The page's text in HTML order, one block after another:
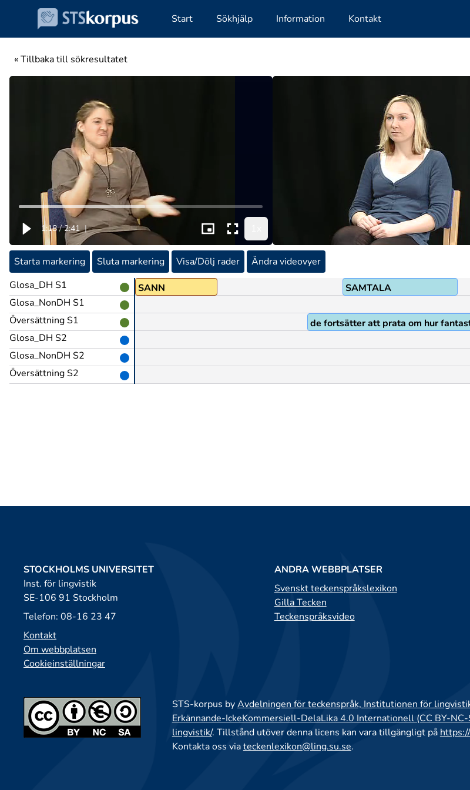
Start Sökhjälp Information Kontakt
« Tillbaka till sökresultatet
1:18 / 2:41 |
Starta markering Sluta markering Visa/Dölj rader
Ändra videovyer
Glosa_DH S1
Glosa_NonDH S1
Översättning S1
Glosa_DH S2
Glosa_NonDH S2
Översättning S2
JA@b SANN SAMTALA
de fortsätter att prata om hur
STOCKHOLMS UNIVERSITET
Inst. för lingvistik
SE-106 91 Stockholm
Telefon: 08-16 23 47
Kontakt
Om webbplatsen
Cookieinställningar
ANDRA WEBBPLATSER
Svenskt teckenspråkslexikon
Gilla Tecken
Teckenspråksvideo
STS-korpus byAvdelningen för teckenspråk, Institutionen för
Erkännande-IckeKommersiell-DelaLika 4.0 Internationell (CC BY-
lingvistik/. Tillstånd utöver denna licens kan vara tillgängligt på
Kontakta oss viateckenlexikon@ling.su.se.